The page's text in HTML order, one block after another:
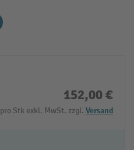
152,00 €
pro Stk exkl. MwSt. zzgl. Versand